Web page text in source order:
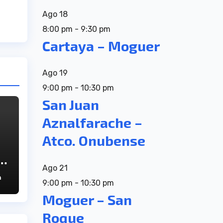
Ago 18
8:00 pm - 9:30 pm
Cartaya – Moguer
Ago 19
9:00 pm - 10:30 pm
San Juan
Aznalfarache –
Atco. Onubense
Ago 21
9:00 pm - 10:30 pm
Moguer – San
Roque